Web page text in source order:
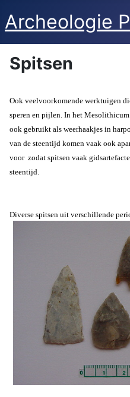
Archeologie
Spitsen
Ook veelvoorkomende werktuigen
speren en pijlen. In het
ook gebruikt als weerhaakjes in
van de steentijd komen vaak ook
voor zodat spitsen vaak
steentijd.
Diverse spitsen uit verschillende